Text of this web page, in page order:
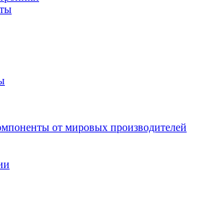
от мировых производителей